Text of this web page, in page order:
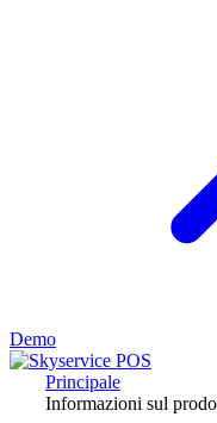
Demo
Principale
Informazioni sul